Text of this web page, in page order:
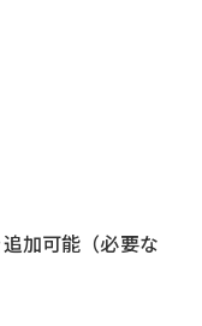
加可能（必要な